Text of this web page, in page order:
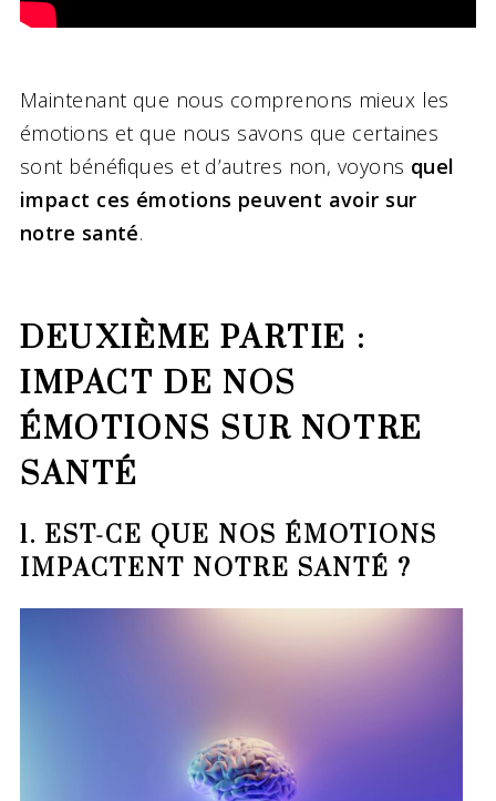
Maintenant que nous comprenons mieux les
émotions et que nous savons que certaines
sont bénéfiques et d’autres non, voyons quel
impact ces émotions peuvent avoir sur
notre santé.
DEUXIÈME PARTIE :
IMPACT DE NOS
ÉMOTIONS SUR NOTRE
SANTÉ
1. EST-CE QUE NOS ÉMOTIONS
IMPACTENT NOTRE SANTÉ ?